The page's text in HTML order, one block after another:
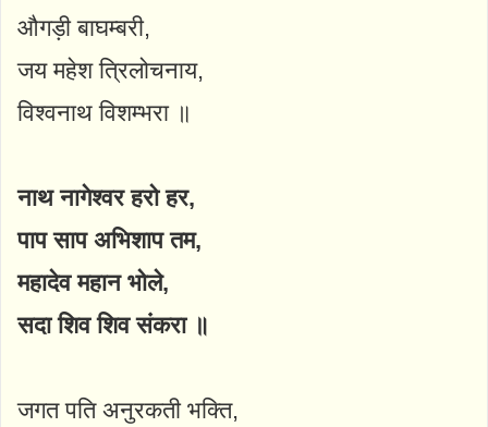
औगड़ी बाघम्बरी,
जय महेश त्रिलोचनाय,
विश्वनाथ विशम्भरा ॥
नाथ नागेश्वर हरो हर,
पाप साप अभिशाप तम,
महादेव महान भोले,
सदा शिव शिव संकरा ॥
जगत पति अनुरकती भक्ति,